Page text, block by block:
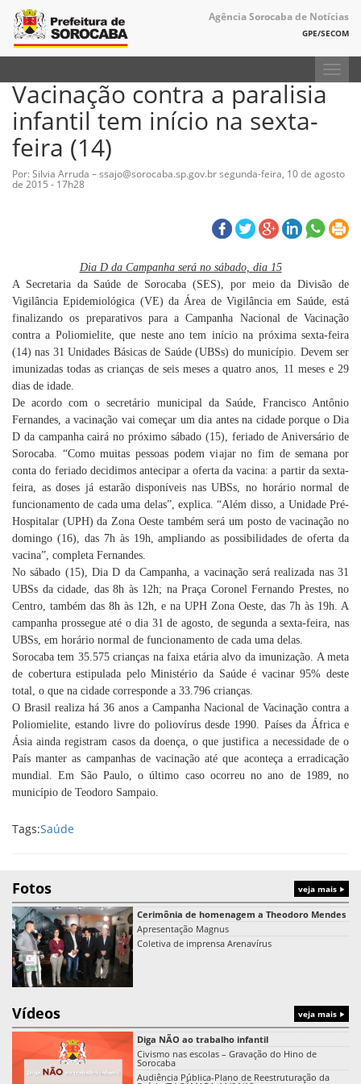
Agência Sorocaba de Notícias
GPE/SECOM
Vacinação contra a paralisia
infantil tem início na sexta-
feira (14)
Por: Silvia Arruda – ssajo@sorocaba.sp.gov.brsegunda-feira, 10 de agosto
de 2015 - 17h28
Dia D da Campanha será no sábado, dia 15
A Secretaria da Saúde de Sorocaba (SES), por meio da Divisão de
Vigilância Epidemiológica (VE) da Área de Vigilância em Saúde, está
finalizando os preparativos para a Campanha Nacional de Vacinação
contra a Poliomielite, que neste ano tem início na próxima sexta-feira
(14) nas 31 Unidades Básicas de Saúde (UBSs) do município. Devem ser
imunizadas todas as crianças de seis meses a quatro anos, 11 meses e 29
dias de idade.
De acordo com o secretário municipal da Saúde, Francisco Antônio
Fernandes, a vacinação vai começar um dia antes na cidade porque o Dia
D da campanha cairá no próximo sábado (15), feriado de Aniversário de
Sorocaba. “Como muitas pessoas podem viajar no fim de semana por
conta do feriado decidimos antecipar a oferta da vacina: a partir da sexta-
feira, as doses já estarão disponíveis nas UBSs, no horário normal de
funcionamento de cada uma delas”, explica. “Além disso, a Unidade Pré-
Hospitalar (UPH) da Zona Oeste também será um posto de vacinação no
domingo (16), das 7h às 19h, ampliando as possibilidades de oferta da
vacina”, completa Fernandes.
No sábado (15), Dia D da Campanha, a vacinação será realizada nas 31
UBSs da cidade, das 8h às 12h; na Praça Coronel Fernando Prestes, no
Centro, também das 8h às 12h, e na UPH Zona Oeste, das 7h às 19h. A
campanha prossegue até o dia 31 de agosto, de segunda a sexta-feira, nas
UBSs, em horário normal de funcionamento de cada uma delas.
Sorocaba tem 35.575 crianças na faixa etária alvo da imunização. A meta
de cobertura estipulada pelo Ministério da Saúde é vacinar 95% deste
total, o que na cidade corresponde a 33.796 crianças.
O Brasil realiza há 36 anos a Campanha Nacional de Vacinação contra a
Poliomielite, estando livre do poliovírus desde 1990. Países da África e
Ásia ainda registram casos da doença, o que justifica a necessidade de o
País manter as campanhas de vacinação até que aconteça a erradicação
mundial. Em São Paulo, o último caso ocorreu no ano de 1989, no
município de Teodoro Sampaio.
Tags:Saúde
Fotos veja mais
Cerimônia de homenagem a Theodoro Mendes
Apresentação Magnus
Coletiva de imprensa Arenavírus
Vídeos veja mais
Diga NÃO ao trabalho infantil
Civismo nas escolas – Gravação do Hino de
Sorocaba
Audiência Pública-Plano de Reestruturação da